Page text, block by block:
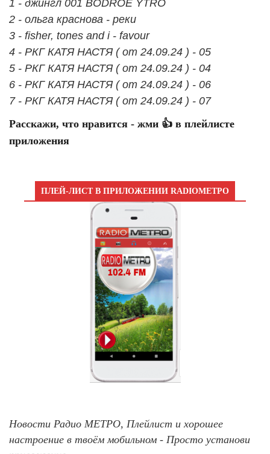
1 - джингл 001 BODROE YTRO
2 - ольга краснова - реки
3 - fisher, tones and i - favour
4 - РКГ КАТЯ НАСТЯ ( от 24.09.24 ) - 05
5 - РКГ КАТЯ НАСТЯ ( от 24.09.24 ) - 04
6 - РКГ КАТЯ НАСТЯ ( от 24.09.24 ) - 06
7 - РКГ КАТЯ НАСТЯ ( от 24.09.24 ) - 07
Расскажи, что нравится - жми 👍 в плейлисте
приложения
ПЛЕЙ-ЛИСТ В ПРИЛОЖЕНИИ RADIOМЕТРО
Новости Радио МЕТРО, Плейлист и хорошее
настроение в твоём мобильном - Просто установи